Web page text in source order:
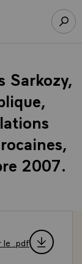
Élysée
Sarkozy,
2007.
le .pdf